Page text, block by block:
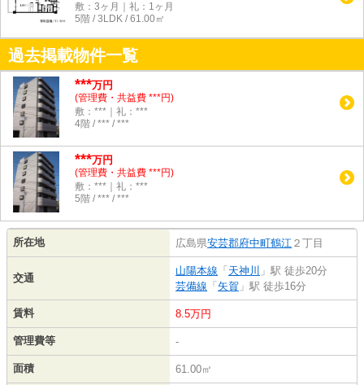
敷：3ヶ月｜礼：1ヶ月
5階 / 3LDK / 61.00㎡
過去掲載物件一覧
***万円
(管理費・共益費 ***円)
敷：***｜礼：***
4階 / *** / ***
***万円
(管理費・共益費 ***円)
敷：***｜礼：***
5階 / *** / ***
所在地 広島県安芸郡府中町鶴江 ２丁目
交通
山陽本線 「 天神川 」駅 徒歩20分
芸備線 「 矢賀 」駅 徒歩16分
賃料 8.5万円
管理費等 -
面積 61.00㎡